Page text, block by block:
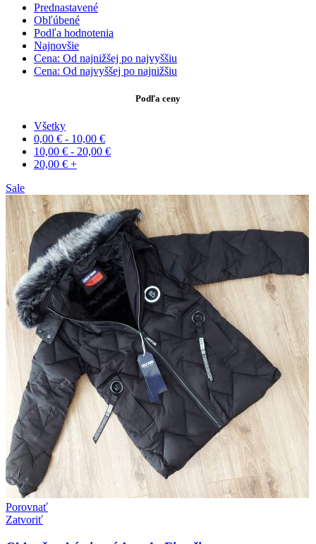
Prednastavené
Obľúbené
Podľa hodnotenia
Najnovšie
Cena: Od najnižšej po najvyššiu
Cena: Od najvyššej po najnižšiu
Podľa ceny
Všetky
0,00 € - 10,00 €
10,00 € - 20,00 €
20,00 € +
Sale
Porovnať
Zatvoriť